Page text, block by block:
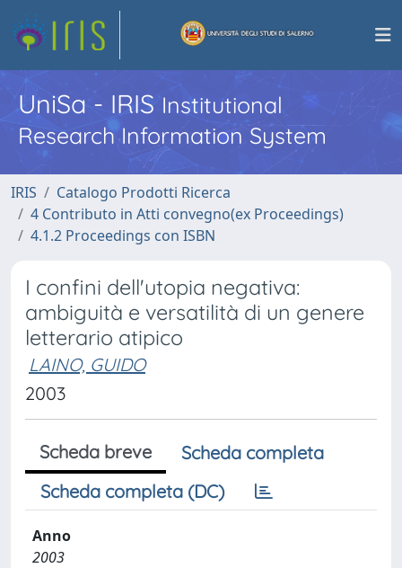
UniSa - IRISInstitutional
Research Information System
IRIS
Catalogo Prodotti Ricerca
4 Contributo in Atti convegno(ex Proceedings)
4.1.2 Proceedings con ISBN
I confini dell'utopia negativa:
ambiguità e versatilità di un genere
letterario atipico
LAINO, GUIDO
2003
Scheda breve
Scheda completa
Scheda completa (DC)
Anno
2003